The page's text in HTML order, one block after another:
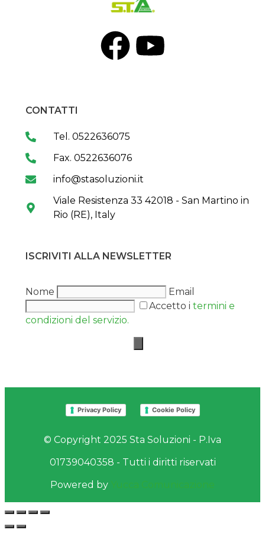
CONTATTI
Tel. 0522636075
Fax. 0522636076
info@stasoluzioni.it
Viale Resistenza 33 42018 - San Martino in
Rio (RE), Italy
ISCRIVITI ALLA NEWSLETTER
Nome
Email
Accetto i termini e
condizioni del servizio.
Privacy Policy Cookie Policy
© Copyright 2025 Sta Soluzioni - P.Iva
01739040358 - Tutti i diritti riservati
Powered by Yucca Comunicazione